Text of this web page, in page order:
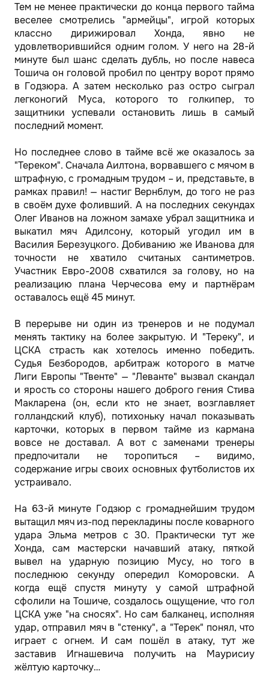
Тем не менее практически до конца первого тайма
веселее смотрелись "армейцы", игрой которых
классно дирижировал Хонда, явно не
удовлетворившийся одним голом. У него на 28-й
минуте был шанс сделать дубль, но после навеса
Тошича он головой пробил по центру ворот прямо
в Годзюра. А затем несколько раз остро сыграл
легконогий Муса, которого то голкипер, то
защитники успевали остановить лишь в самый
последний момент.
Но последнее слово в тайме всё же оказалось за
"Тереком". Сначала Аилтона, ворвавшего с мячом в
штрафную, с громадным трудом – и, представьте, в
рамках правил! — настиг Вернблум, до того не раз
в своём духе фоливший. А на последних секундах
Олег Иванов на ложном замахе убрал защитника и
выкатил мяч Адилсону, который угодил им в
Василия Березуцкого. Добиванию же Иванова для
точности не хватило считаных сантиметров.
Участник Евро-2008 схватился за голову, но на
реализацию плана Черчесова ему и партнёрам
оставалось ещё 45 минут.
В перерыве ни один из тренеров и не подумал
менять тактику на более закрытую. И "Тереку", и
ЦСКА страсть как хотелось именно победить.
Судья Безбородов, арбитраж которого в матче
Лиги Европы "Твенте" — "Леванте" вызвал скандал
и ярость со стороны нашего доброго гения Стива
Макларена (он, если кто не знает, возглавляет
голландский клуб), потихоньку начал показывать
карточки, которых в первом тайме из кармана
вовсе не доставал. А вот с заменами тренеры
предпочитали не торопиться – видимо,
содержание игры своих основных футболистов их
устраивало.
На 63-й минуте Годзюр с громаднейшим трудом
вытащил мяч из-под перекладины после коварного
удара Эльма метров с 30. Практически тут же
Хонда, сам мастерски начавший атаку, пяткой
вывел на ударную позицию Мусу, но того в
последнюю секунду опередил Коморовски. А
когда ещё спустя минуту у самой штрафной
сфолили на Тошиче, создалось ощущение, что гол
ЦСКА уже "на сносях". Но сам балканец, исполняя
удар, отправил мяч в "стенку", а "Терек" понял, что
играет с огнем. И сам пошёл в атаку, тут же
заставив Игнашевича получить на Маурисиу
жёлтую карточку…